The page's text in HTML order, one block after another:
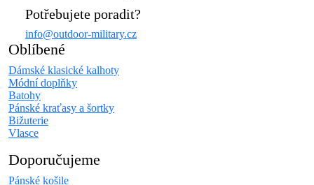
Potřebujete poradit?
info@outdoor-military.cz
Oblíbené
Dámské klasické kalhoty
Módní doplňky
Batohy
Pánské kraťasy a šortky
Bižuterie
Vlasce
Doporučujeme
Pánské košile